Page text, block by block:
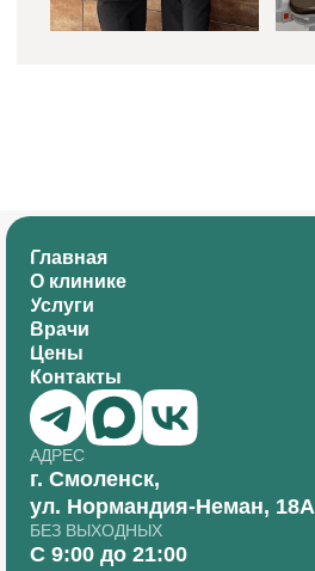
Главная
О клинике
Услуги
Врачи
Цены
Контакты
АДРЕС
г. Смоленск,
ул. Нормандия-Неман, 18А
БЕЗ ВЫХОДНЫХ
С 9:00 до 21:00